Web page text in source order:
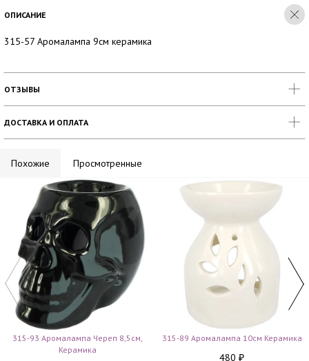
ОПИСАНИЕ
315-57 Аромалампа 9см керамика
ОТЗЫВЫ
ДОСТАВКА И ОПЛАТА
Похожие Просмотренные
315-93 Аромалампа Череп 8,5см,
Керамика
315-89 Аромалампа 10см Керамика
480 ₽